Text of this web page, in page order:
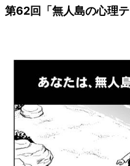
第62回「無人島の心理